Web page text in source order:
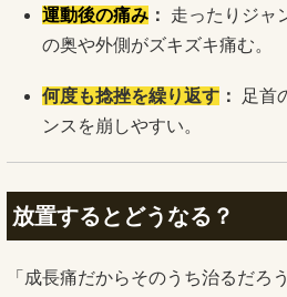
運動後の痛み ：
走ったりジャ
の奥や外側がズキズキ痛む。
何度も捻挫を繰り返す ：
足首
ンスを崩しやすい。
放置するとどうなる？
「成長痛だからそのうち治るだろ